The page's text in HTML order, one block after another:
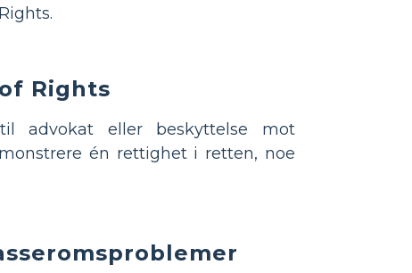
Rights
advokat eller beskyttelse mot
én rettighet i retten, noe